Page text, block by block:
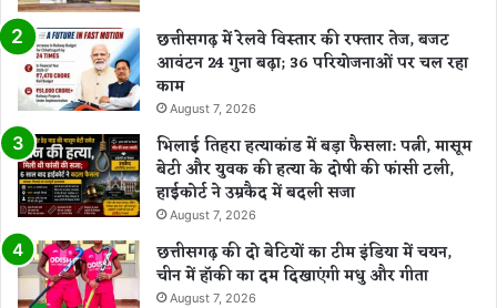
छत्तीसगढ़ में रेलवे विस्तार की रफ्तार तेज, बजट
आवंटन 24 गुना बढ़ा; 36 परियोजनाओं पर चल रहा
काम
August 7, 2026
भिलाई तिहरा हत्याकांड में बड़ा फैसला: पत्नी, मासूम
बेटी और युवक की हत्या के दोषी की फांसी टली,
हाईकोर्ट ने उम्रकैद में बदली सजा
August 7, 2026
छत्तीसगढ़ की दो बेटियों का टीम इंडिया में चयन,
चीन में हॉकी का दम दिखाएंगी मधु और गीता
August 7, 2026